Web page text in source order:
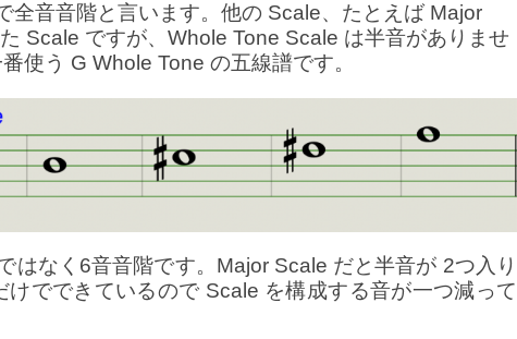
全音音階と言います。他の Scale、たとえば Major
Scale ですが、Whole Tone Scale は半音がありませ
使う G Whole Tone の五線譜です。
なく6音音階です。Major Scale だと半音が 2つ入り
けでできているので Scale を構成する音が一つ減って